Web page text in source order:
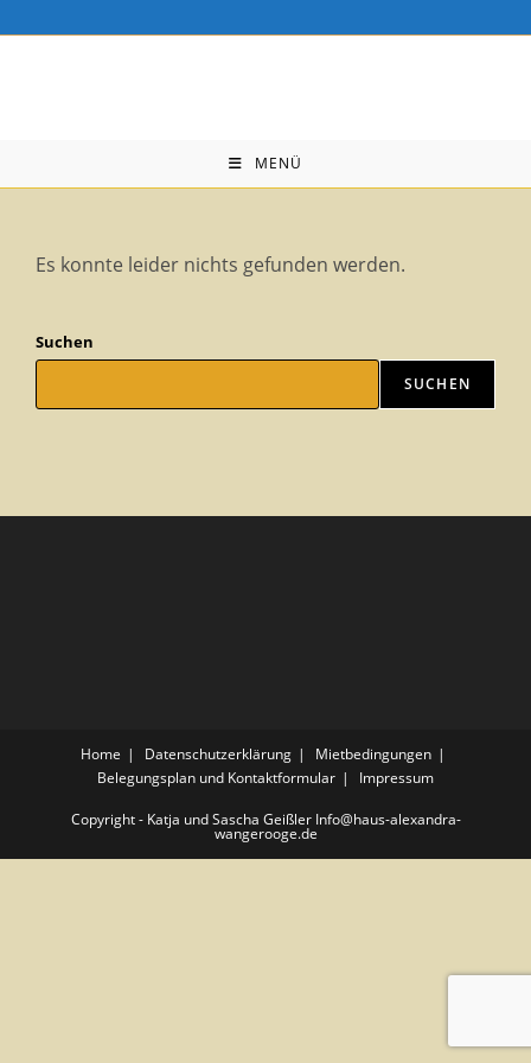
Inhalt
MENÜ
Es konnte leider nichts gefunden werden.
Suchen
SUCHEN
Home Datenschutzerklärung
Mietbedingungen
Belegungsplan und Kontaktformular
Impressum
Copyright - Katja und Sascha Geißler Info@haus-alexandra-
wangerooge.de